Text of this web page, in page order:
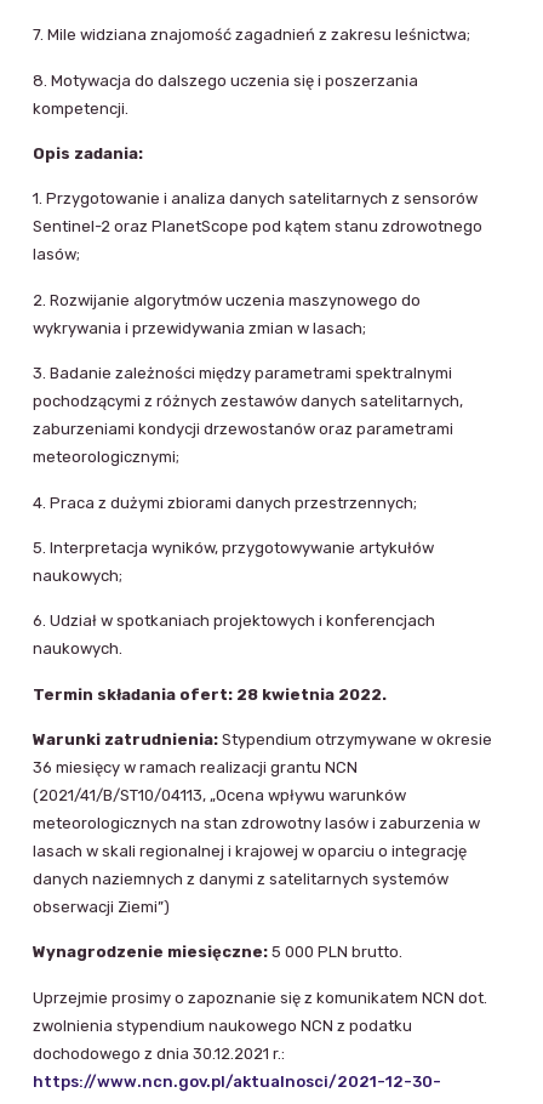
7. Mile widziana znajomość zagadnień z zakresu leśnictwa;
8. Motywacja do dalszego uczenia się i poszerzania
kompetencji.
Opis zadania:
1. Przygotowanie i analiza danych satelitarnych z sensorów
Sentinel-2 oraz PlanetScope pod kątem stanu zdrowotnego
lasów;
2. Rozwijanie algorytmów uczenia maszynowego do
wykrywania i przewidywania zmian w lasach;
3. Badanie zależności między parametrami spektralnymi
pochodzącymi z różnych zestawów danych satelitarnych,
zaburzeniami kondycji drzewostanów oraz parametrami
meteorologicznymi;
4. Praca z dużymi zbiorami danych przestrzennych;
5. Interpretacja wyników, przygotowywanie artykułów
naukowych;
6. Udział w spotkaniach projektowych i konferencjach
naukowych.
Termin składania ofert: 28 kwietnia 2022.
Warunki zatrudnienia: Stypendium otrzymywane w okresie
36 miesięcy w ramach realizacji grantu NCN
(2021/41/B/ST10/04113, „Ocena wpływu warunków
meteorologicznych na stan zdrowotny lasów i zaburzenia w
lasach w skali regionalnej i krajowej w oparciu o integrację
danych naziemnych z danymi z satelitarnych systemów
obserwacji Ziemi”)
Wynagrodzenie miesięczne: 5 000 PLN brutto.
Uprzejmie prosimy o zapoznanie się z komunikatem NCN dot.
zwolnienia stypendium naukowego NCN z podatku
dochodowego z dnia 30.12.2021 r.:
https://www.ncn.gov.pl/aktualnosci/2021-12-30-